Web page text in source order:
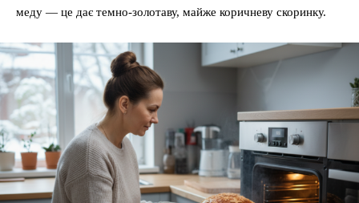
меду — це дає темно-золотаву, майже коричневу скоринку.